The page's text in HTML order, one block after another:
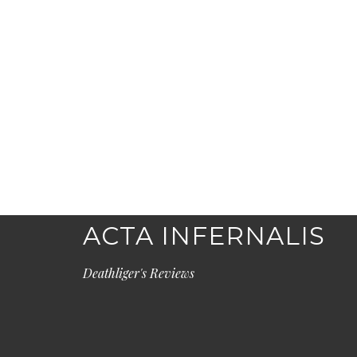
ACTA INFERNALIS
Deathliger's Reviews